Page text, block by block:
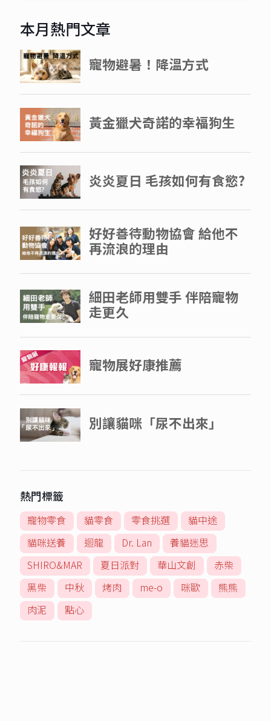
本月熱門文章
熱門標籤
寵物零食 貓零食 零食挑選
貓中途
貓咪送養
迴龍 Dr. Lan
養貓迷思
SHIRO&MAR
夏日派對 華山文創
赤柴
黑柴
中秋 烤肉 me-o 咪歐
熊熊
肉泥
點心